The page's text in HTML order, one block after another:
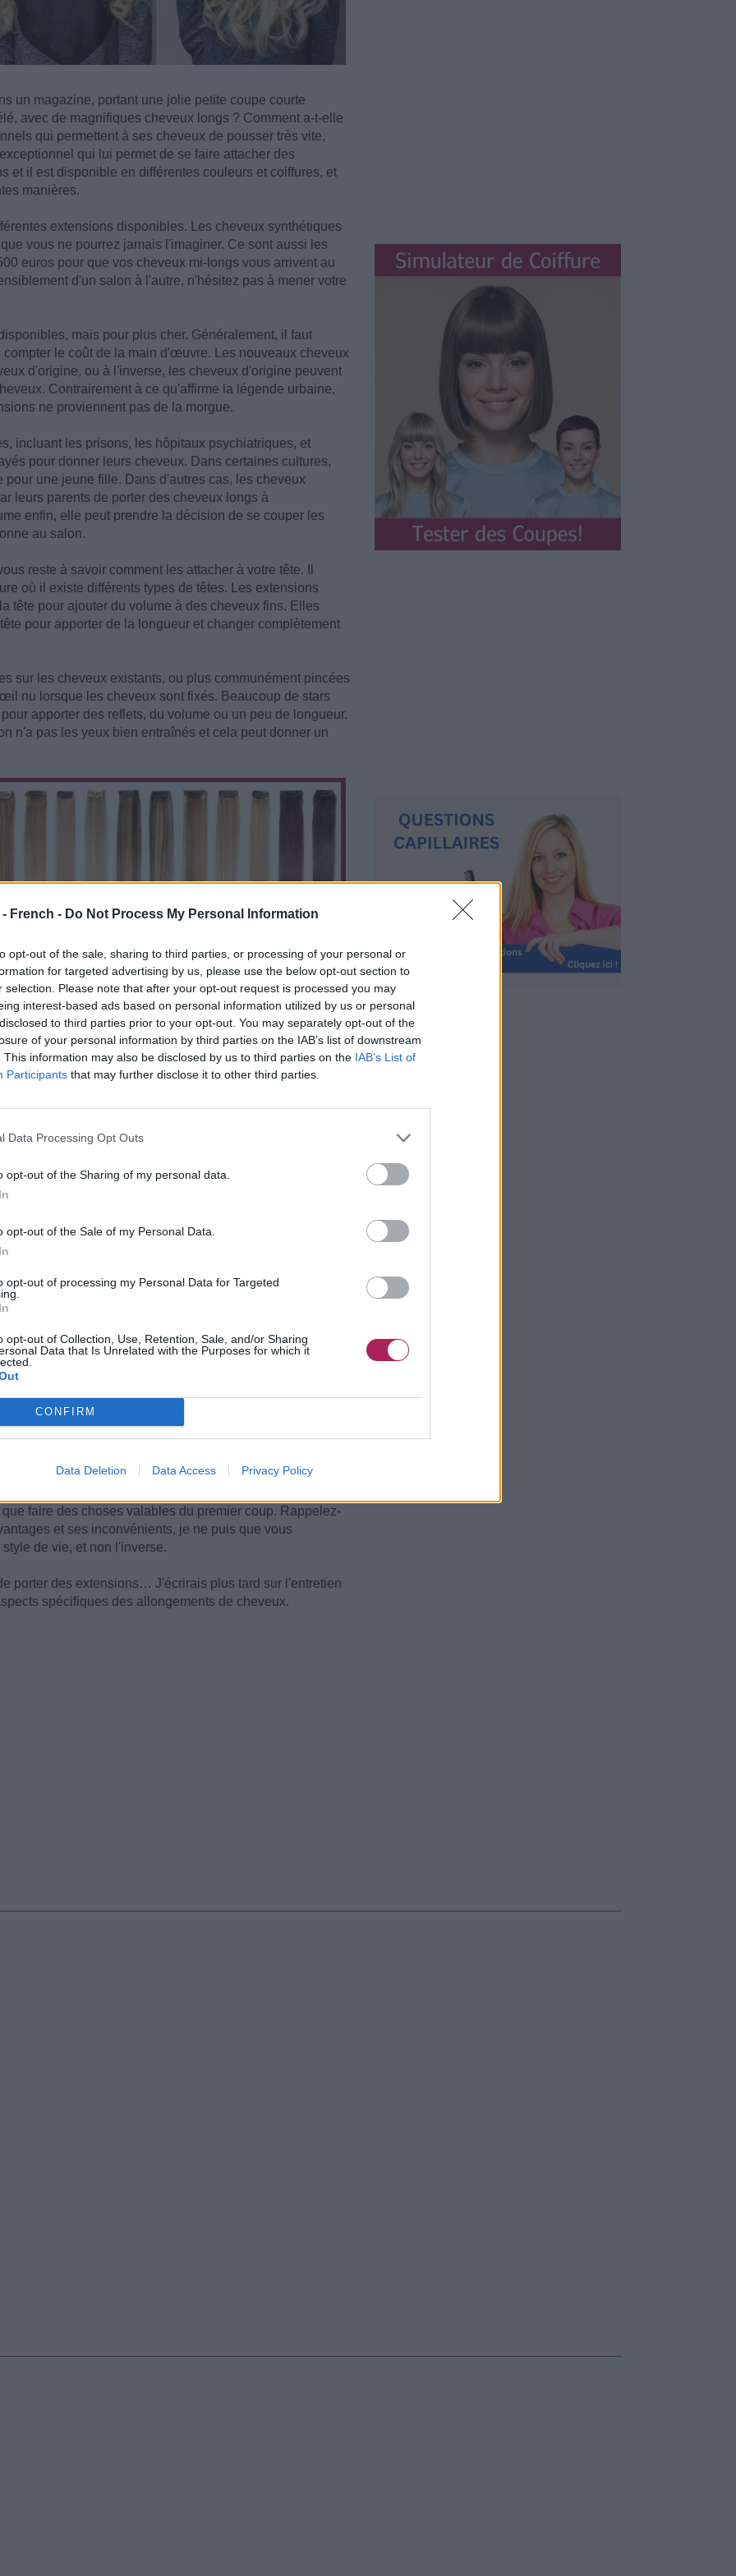
French - Do Not Process My Personal Information
opt-out of the sale, sharing to third parties, or processing of your personal or
for targeted advertising by us, please use the below opt-out section to
selection. Please note that after your opt-out request is processed you may
interest-based ads based on personal information utilized by us or personal
to third parties prior to your opt-out. You may separately opt-out of the
of your personal information by third parties on the IAB’s list of downstream
This information may also be disclosed by us to third parties on the IAB’s List of
Participants that may further disclose it to other third parties.
Data Processing Opt Outs
opt-out of the Sharing of my personal data.
opt-out of the Sale of my Personal Data.
opt-out of processing my Personal Data for Targeted
opt-out of Collection, Use, Retention, Sale, and/or Sharing
Data that Is Unrelated with the Purposes for which it
CONFIRM
Data Deletion Data Access Privacy Policy
un magazine, portant une jolie petite coupe courte
avec de magnifiques cheveux longs ? Comment a-t-elle
qui permettent à ses cheveux de pousser très vite,
qui lui permet de se faire attacher des
et il est disponible en différentes couleurs et coiffures, et
manières.
extensions disponibles. Les cheveux synthétiques
vous ne pourrez jamais l'imaginer. Ce sont aussi les
euros pour que vos cheveux mi-longs vous arrivent au
d'un salon à l'autre, n'hésitez pas à mener votre
mais pour plus cher. Généralement, il faut
le coût de la main d'œuvre. Les nouveaux cheveux
d'origine, ou à l'inverse, les cheveux d'origine peuvent
Contrairement à ce qu'affirme la légende urbaine,
ne proviennent pas de la morgue.
incluant les prisons, les hôpitaux psychiatriques, et
pour donner leurs cheveux. Dans certaines cultures,
une jeune fille. Dans d'autres cas, les cheveux
leurs parents de porter des cheveux longs à
enfin, elle peut prendre la décision de se couper les
au salon.
reste à savoir comment les attacher à votre tête. Il
où il existe différents types de têtes. Les extensions
tête pour ajouter du volume à des cheveux fins. Elles
pour apporter de la longueur et changer complètement
sur les cheveux existants, ou plus communément pincées
nu lorsque les cheveux sont fixés. Beaucoup de stars
apporter des reflets, du volume ou un peu de longueur.
n'a pas les yeux bien entraînés et cela peut donner un
capables de tenir pendant quatre mois avec
être ajoutées à de petites mèches comprenant une
de colle spéciale est ajouté, puis activé avec un fer
ajoutés. Ces points de contact sont généralement si
que soit la coiffure.
les coudre, une méthode potentiellement difficile,
en épi de blé. Les extensions sont alors cousues le
provoque des problèmes de cuir chevelu si les
tressés.
des extensions capillaires. Il existe de nombreux types,
ce qui vous conviendra le mieux demande de sérieuses
qui offrent d'excellentes extensions pour un tarif
de ce que vous vous apprêtez à payer. Parfois, choisir
faire des choses valables du premier coup. Rappelez-
et ses inconvénients, je ne puis que vous
de vie, et non l'inverse.
porter des extensions… J'écrirais plus tard sur l'entretien
spécifiques des allongements de cheveux.